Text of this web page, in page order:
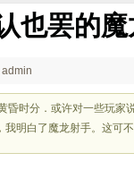
也罢的
昏时分．或许对一些玩家
我明白了魔龙射手。这可